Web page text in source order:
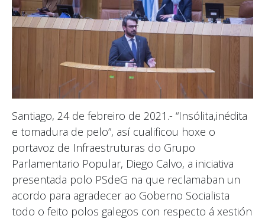
Santiago, 24 de febreiro de 2021.- “Insólita,inédita
e tomadura de pelo”, así cualificou hoxe o
portavoz de Infraestruturas do Grupo
Parlamentario Popular, Diego Calvo, a iniciativa
presentada polo PSdeG na que reclamaban un
acordo para agradecer ao Goberno Socialista
todo o feito polos galegos con respecto á xestión